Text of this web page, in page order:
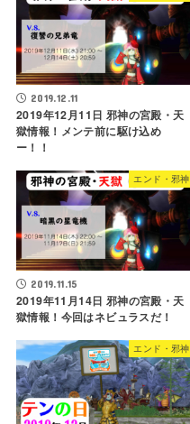
2019.12.11
2019年12月11日 邪神の宮殿・天
獄情報！メンテ前に駆け込め
ー！！
エンド・邪神
2019.11.15
2019年11月14日 邪神の宮殿・天
獄情報！今回はネビュラスだ！
エンド・邪神